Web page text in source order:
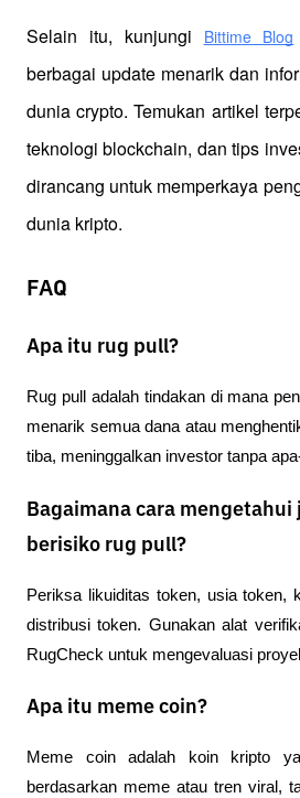
Selain itu, kunjungi Bittime Blog
berbagai update menarik dan
dunia crypto. Temukan artikel
teknologi blockchain, dan tips
dirancang untuk memperkaya
dunia kripto.
FAQ
Apa itu rug pull?
Rug pull adalah tindakan di mana
menarik semua dana atau
tiba, meninggalkan investor tanpa
Bagaimana cara
berisiko rug pull?
Periksa likuiditas token, usia token,
distribusi token. Gunakan alat
RugCheck untuk mengevaluasi
Apa itu meme coin?
Meme coin adalah koin kripto
berdasarkan meme atau tren viral,